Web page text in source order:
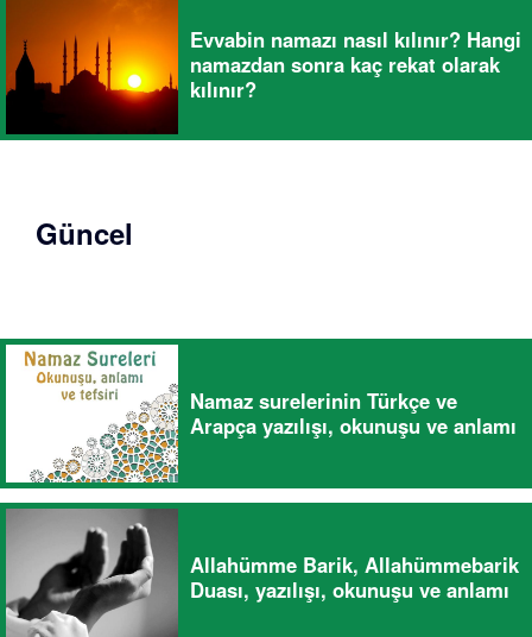
Evvabin namazı nasıl kılınır? Hangi
namazdan sonra kaç rekat olarak
kılınır?
Güncel
Namaz surelerinin Türkçe ve
Arapça yazılışı, okunuşu ve anlamı
Allahümme Barik, Allahümmebarik
Duası, yazılışı, okunuşu ve anlamı